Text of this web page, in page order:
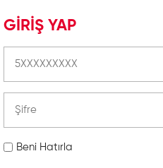
GİRİŞ YAP
Beni Hatırla